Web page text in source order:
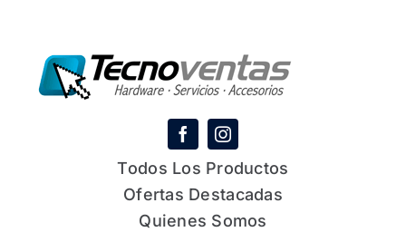
Todos Los Productos
Ofertas Destacadas
Quienes Somos